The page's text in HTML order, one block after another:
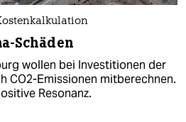
Schäden
wollen bei Investitionen der
CO2-Emissionen mitberechnen.
Resonanz.